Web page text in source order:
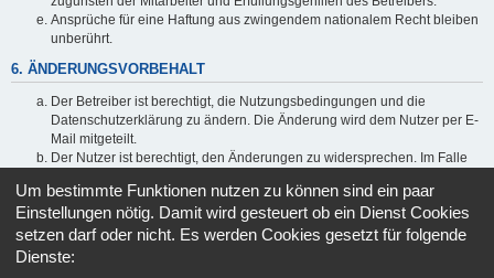
Ansprüche für eine Haftung aus zwingendem nationalem Recht bleiben
unberührt.
6. ÄNDERUNGSVORBEHALT
Der Betreiber ist berechtigt, die Nutzungsbedingungen und die
Datenschutzerklärung zu ändern. Die Änderung wird dem Nutzer per E-
Mail mitgeteilt.
Der Nutzer ist berechtigt, den Änderungen zu widersprechen. Im Falle
bestehende Vertragsverhältnis mit sofortiger Wirkung.
Die Änderungen gelten als anerkannt und verbindlich, wenn der Nutzer
den Änderungen zugestimmt hat.
Informationen über den Umgang mit deinen persönlichen Daten
Um bestimmte Funktionen nutzen zu können sind ein paar
Einstellungen nötig. Damit wird gesteuert ob ein Dienst Cookies
setzen darf oder nicht. Es werden Cookies gesetzt für folgende
Dienste: